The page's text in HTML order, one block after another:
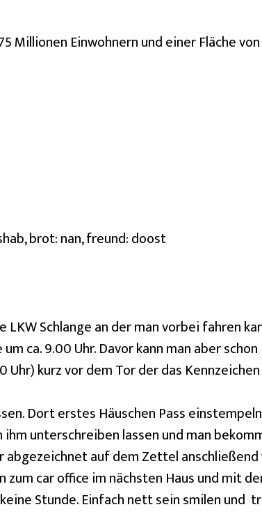
Einwohnern und einer Fläche
brot: nan, freund: doost
Schlange an der man vorbei fahren
ca. 9.00 Uhr. Davor kann man aber
kurz vor dem Tor der das
Dort erstes Häuschen Pass
unterschreiben lassen und man
auf dem Zettel
car office im nächsten Haus und mit
Stunde. Einfach nett sein smilen und